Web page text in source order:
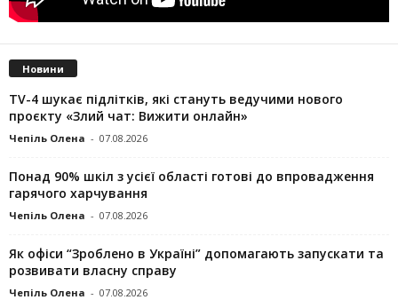
Новини
TV-4 шукає підлітків, які стануть ведучими нового
проєкту «Злий чат: Вижити онлайн»
Чепіль Олена - 07.08.2026
Понад 90% шкіл з усієї області готові до впровадження
гарячого харчування
Чепіль Олена - 07.08.2026
Як офіси “Зроблено в Україні” допомагають запускaти та
розвивати власну справу
Чепіль Олена - 07.08.2026